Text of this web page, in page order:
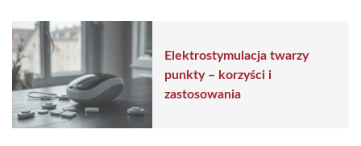
Elektrostymulacja twarzy
punkty – korzyści i
zastosowania